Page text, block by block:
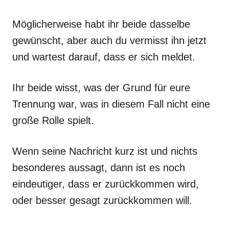
Möglicherweise habt ihr beide dasselbe
gewünscht, aber auch du vermisst ihn jetzt
und wartest darauf, dass er sich meldet.
Ihr beide wisst, was der Grund für eure
Trennung war, was in diesem Fall nicht eine
große Rolle spielt.
Wenn seine Nachricht kurz ist und nichts
besonderes aussagt, dann ist es noch
eindeutiger, dass er zurückkommen wird,
oder besser gesagt zurückkommen will.